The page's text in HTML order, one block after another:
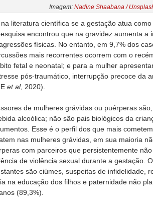
Imagem: Nadine Shaabana /
literatura científica se a gestação atua
encontrou que na gravidez aumenta a
físicas. No entanto, em 9,7% dos
mais recorrentes ocorrem com o
fetal e neonatal; e para a mulher
pós-traumático, interrupção precoce da
et al, 2020).
de mulheres grávidas ou puérperas
alcoólica; não são pais biológicos da
Esse é o perfil dos que mais
nas mulheres grávidas, em sua maioria
com parceiros que persistentemente
de violência sexual durante a gestação.
são ciúmes, suspeitas de infidelidade,
na educação dos filhos e paternidade não
(89,3%).